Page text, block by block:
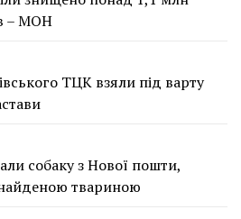
– МОН
ТЦК взяли під варту
собаку з Нової пошти,
твариною